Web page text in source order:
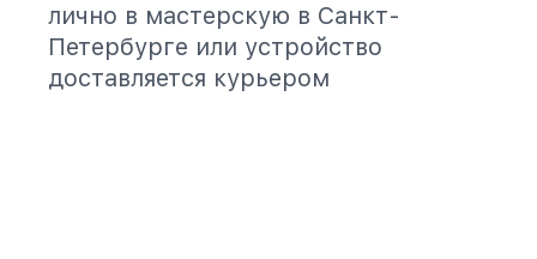
лично в мастерскую в Санкт-
Петербурге или устройство
доставляется курьером